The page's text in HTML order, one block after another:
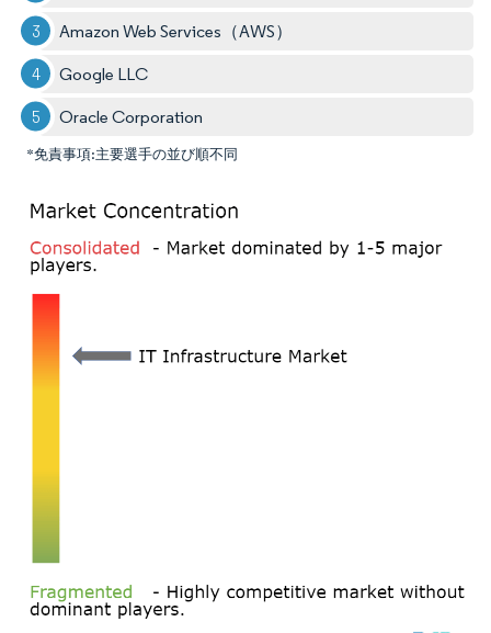
Amazon Web Services（AWS）
Google LLC
Oracle Corporation
*免責事項:主要選手の並び順不同